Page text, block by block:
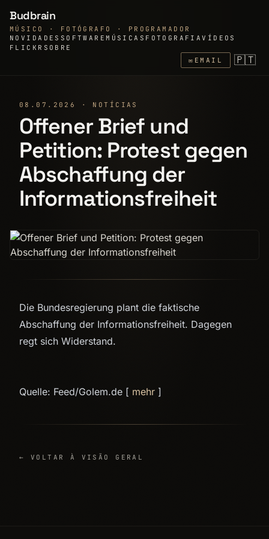
Budbrain
MÚSICO · FOTÓGRAFO · PROGRAMADOR
NOVIDADES SOFTWAREMÚSICAS FOTOGRAFIAVÍDEOS
FLICKR SOBRE
✉ EMAIL 🇵🇹
08.07.2026 · NOTÍCIAS
Offener Brief und
Petition: Protest gegen
Abschaffung der
Informationsfreiheit
Die Bundesregierung plant die faktische
Abschaffung der Informationsfreiheit. Dagegen
regt sich Widerstand.
Quelle: Feed/Golem.de [ mehr ]
← VOLTAR À VISÃO GERAL